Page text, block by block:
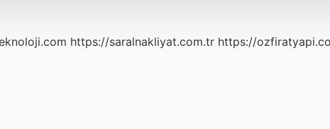
https://saralnakliyat.com.tr https://